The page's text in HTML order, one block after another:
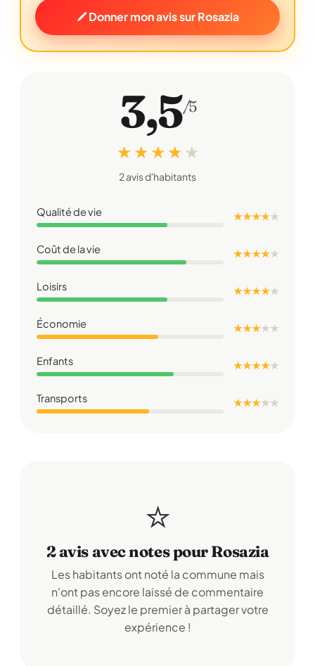
Donner mon avis sur Rosazia
3,5/5
★ ★ ★ ★ ★
2 avis d'habitants
Qualité de vie ★ ★ ★ ★★
Coût de la vie ★ ★ ★ ★★
Loisirs ★ ★ ★ ★★
Économie ★ ★ ★★★
Enfants ★ ★ ★ ★★
Transports ★ ★ ★★★
⭐
2 avis avec notes pour Rosazia
Les habitants ont noté la commune mais
n'ont pas encore laissé de commentaire
détaillé. Soyez le premier à partager votre
expérience !